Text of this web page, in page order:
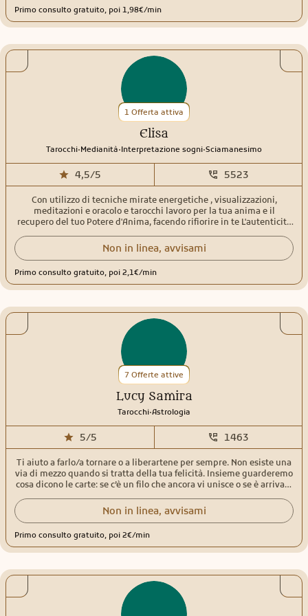
Primo consulto gratuito, poi 1,98€/min
1 Offerta attiva
Elisa
Tarocchi.Medianità.Interpretazione sogni.Sciamanesimo
4,5/5 5523
Con utilizzo di tecniche mirate energetiche , visualizzazioni,
meditazioni e oracolo e tarocchi lavoro per la tua anima e il
recupero del tuo Potere d'Anima, facendo rifiorire in te L'autenticità
progressione d'anima, aiutandovi a direzionarvi sul sentiero della
vostra Autentica Verità.
Non in linea, avvisami
Primo consulto gratuito, poi 2,1€/min
7 Offerte attive
Lucy Samira
Tarocchi.Astrologia
5/5 1463
Ti aiuto a farlo/a tornare o a liberartene per sempre. Non esiste una
via di mezzo quando si tratta della tua felicità. Insieme guarderemo
cosa dicono le carte: se c’è un filo che ancora vi unisce o se è arrivato
fiorire. I miei consulti non sono semplicemente predittivi, ma sono
un vero percorso di crescita, sblocco e consapevolezza. Se ti trovi in
empatico, totale assenza di giudizio e risposte concrete. 🔮 Chi sono
e come posso aiutarti Il campo delle relazioni è la mia
straordinari per darti una guida a 360 gradi: Tarologia Evolutiva: Per
leggere oltre la superficie e capire le vere intenzioni e i blocchi
approfondire costantemente per mappare i tempi e le dinamiche
Non in linea, avvisami
Primo consulto gratuito, poi 2€/min